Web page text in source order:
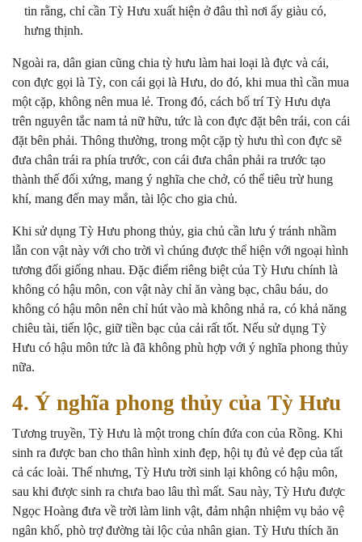
tin rằng, chỉ cần Tỳ Hưu xuất hiện ở đâu thì nơi ấy giàu có,
hưng thịnh.
Ngoài ra, dân gian cũng chia tỳ hưu làm hai loại là đực và cái,
con đực gọi là Tỳ, con cái gọi là Hưu, do đó, khi mua thì cần mua
một cặp, không nên mua lẻ. Trong đó, cách bố trí Tỳ Hưu dựa
trên nguyên tắc nam tả nữ hữu, tức là con đực đặt bên trái, con cái
đặt bên phải. Thông thường, trong một cặp tỳ hưu thì con đực sẽ
đưa chân trái ra phía trước, con cái đưa chân phải ra trước tạo
thành thế đối xứng, mang ý nghĩa che chở, có thể tiêu trừ hung
khí, mang đến may mắn, tài lộc cho gia chủ.
Khi sử dụng Tỳ Hưu phong thủy, gia chủ cần lưu ý tránh nhầm
lẫn con vật này với cho trời vì chúng được thể hiện với ngoại hình
tương đối giống nhau. Đặc điểm riêng biệt của Tỳ Hưu chính là
không có hậu môn, con vật này chỉ ăn vàng bạc, châu báu, do
không có hậu môn nên chỉ hút vào mà không nhả ra, có khả năng
chiêu tài, tiến lộc, giữ tiền bạc của cải rất tốt. Nếu sử dụng Tỳ
Hưu có hậu môn tức là đã không phù hợp với ý nghĩa phong thủy
nữa.
4. Ý nghĩa phong thủy của Tỳ Hưu
Tương truyền, Tỳ Hưu là một trong chín đứa con của Rồng. Khi
sinh ra được ban cho thân hình xinh đẹp, hội tụ đủ vẻ đẹp của tất
cả các loài. Thế nhưng, Tỳ Hưu trời sinh lại không có hậu môn,
sau khi được sinh ra chưa bao lâu thì mất. Sau này, Tỳ Hưu được
Ngọc Hoàng đưa về trời làm linh vật, đảm nhận nhiệm vụ bảo vệ
ngân khố, phò trợ đường tài lộc của nhân gian. Tỳ Hưu thích ăn